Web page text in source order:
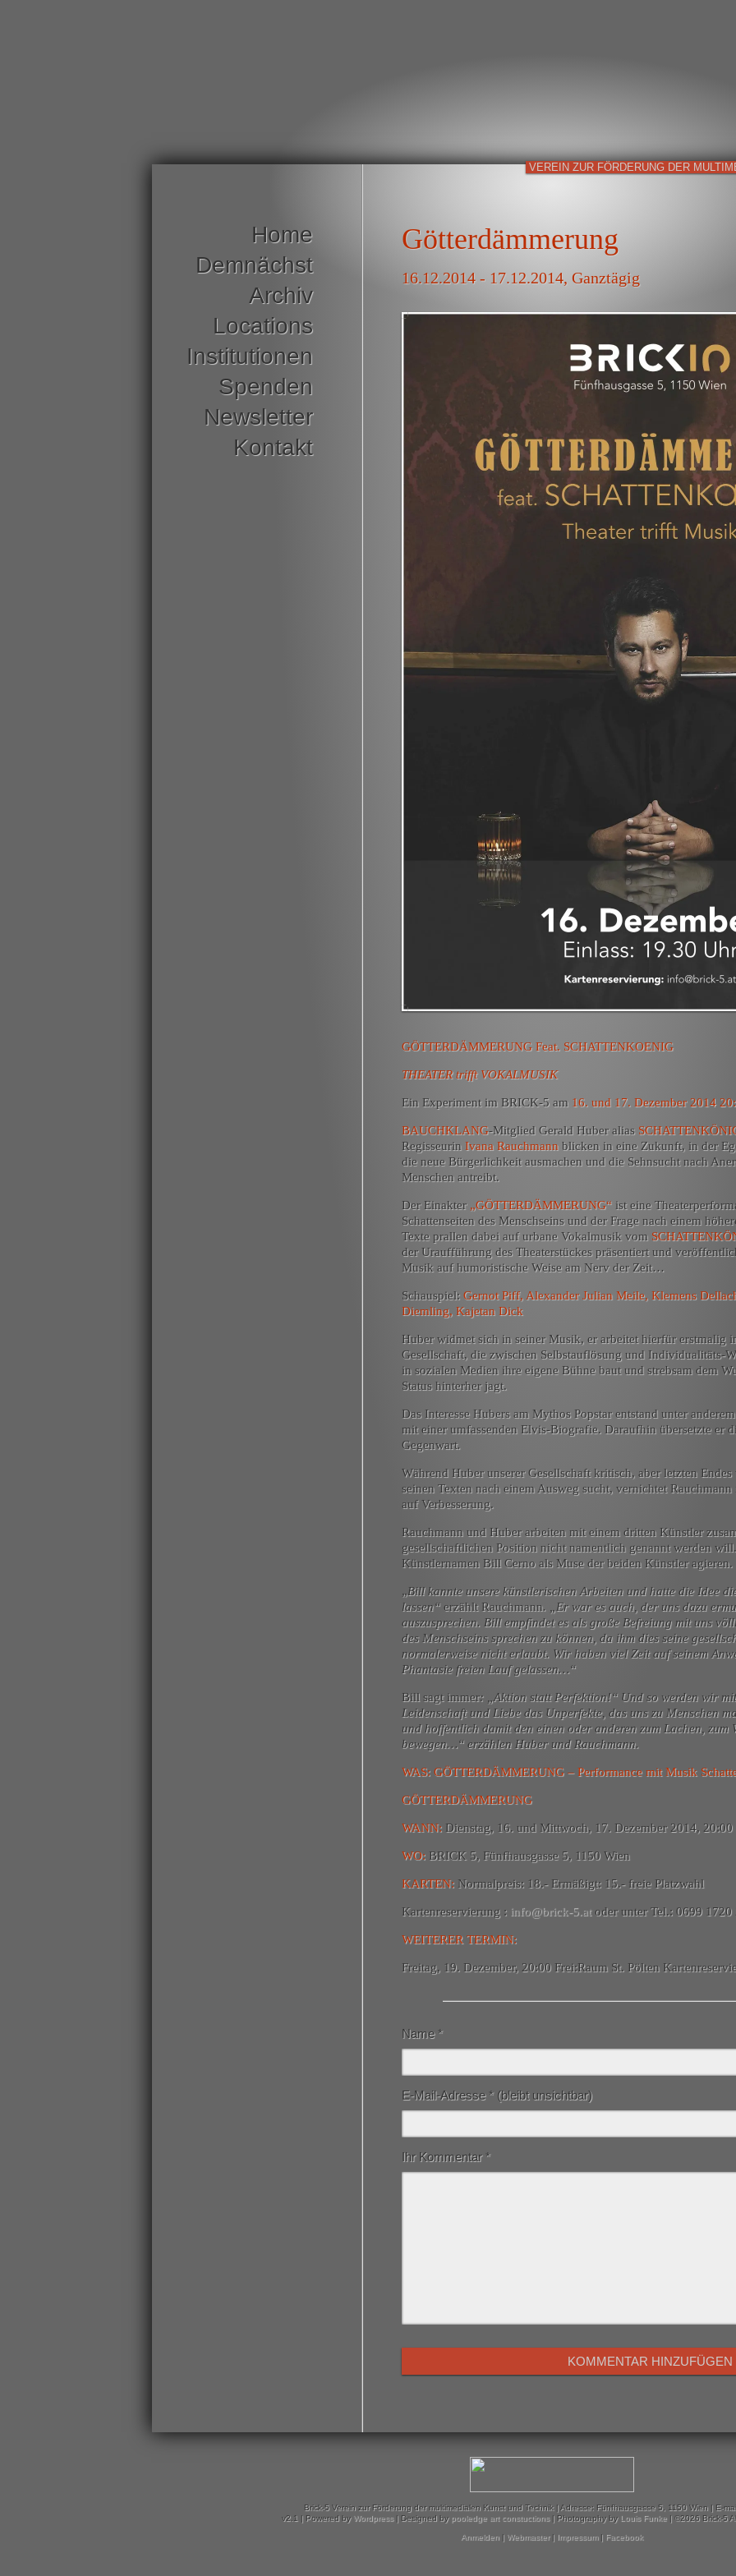
VEREIN ZUR FÖRDERUNG DER
Götterdämmerung
16.12.2014 - 17.12.2014, Ganztägig
GÖTTERDÄMMERUNG Feat. SCHATTENKOENIG
THEATER trifft VOKALMUSIK
Ein Experiment im BRICK-5 am 16. und 17. Dezember 2014
BAUCHKLANG-Mitglied Gerald Huber alias
Regisseurin Ivana Rauchmann blicken in eine Zukunft, in der
die neue Bürgerlichkeit ausmachen und die Sehnsucht nach
Menschen antreibt.
Der Einakter „GÖTTERDÄMMERUNG“ ist eine
Schattenseiten des Menschseins und der Frage nach einem
Texte prallen dabei auf urbane Vokalmusik vom
der Uraufführung des Theaterstückes präsentiert und
Musik auf humoristische Weise am Nerv der Zeit…
Schauspiel: Gernot Piff, Alexander Julian Meile, Klemens
Diemling, Kajetan Dick
Huber widmet sich in seiner Musik, er arbeitet hierfür erstmalig
Gesellschaft, die zwischen Selbstauflösung und Individualitäts-
in sozialen Medien ihre eigene Bühne baut und strebsam dem
Status hinterher jagt.
Das Interesse Hubers am Mythos Popstar entstand unter
mit einer umfassenden Elvis-Biografie. Daraufhin übersetzte er
Gegenwart.
Während Huber unserer Gesellschaft kritisch, aber letzten
seinen Texten nach einem Ausweg sucht, vernichtet
auf Verbesserung.
Rauchmann und Huber arbeiten mit einem dritten Künstler
gesellschaftlichen Position nicht namentlich genannt werden
Künstlernamen Bill Cerno als Muse der beiden Künstler agieren.
„Bill kannte unsere künstlerischen Arbeiten und hatte die Idee
lassen“ erzählt Rauchmann. „Er war es auch, der uns dazu
auszusprechen. Bill empfindet es als große Befreiung mit uns
des Menschseins sprechen zu können, da ihm dies seine
normalerweise nicht erlaubt. Wir haben viel Zeit auf seinem
Phantasie freien Lauf gelassen…“
Bill sagt immer: „Aktion statt Perfektion!“ Und so werden wir
Leidenschaft und Liebe das Unperfekte, das uns zu Menschen
und hoffentlich damit den einen oder anderen zum Lachen, zum
bewegen…“ erzählen Huber und Rauchmann.
WAS: GÖTTERDÄMMERUNG – Performance mit Musik
GÖTTERDÄMMERUNG
WANN: Dienstag, 16. und Mittwoch, 17. Dezember 2014, 20:00
WO: BRICK 5, Fünfhausgasse 5, 1150 Wien
KARTEN: Normalpreis: 18.- Ermäßigt: 15.- freie Platzwahl
Kartenreservierung : info@brick-5.atoder unter Tel.: 0699 1720
WEITERER TERMIN:
Freitag, 19. Dezember, 20:00 Frei:Raum St. Pölten
Name *
E-Mail-Adresse * (bleibt unsichtbar)
Ihr Kommentar *
Home
Demnächst
Archiv
Locations
Institutionen
Spenden
Newsletter
Kontakt
Brick-5 Verein zur Förderung der multimedialen Kunst und Technik | Adresse: Fünfhausgasse 5, 1150 Wien | E-
v2.1 | Powered by Wordpress| Designed by pooledge art constuctions| Photography by Louis Funke| ©2026 Brick-5
Anmelden | Webmaster| Impressum| Facebook